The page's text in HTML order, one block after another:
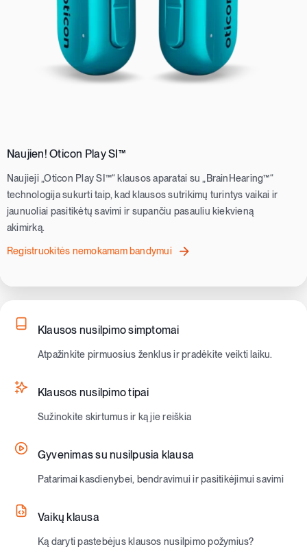
Naujien! Oticon Play SI™
Naujieji „Oticon Play SI™“ klausos aparatai su „BrainHearing™“
technologija sukurti taip, kad klausos sutrikimų turintys vaikai ir
jaunuoliai pasitikėtų savimi ir supančiu pasauliu kiekvieną
akimirką.
Registruokitės nemokamam bandymui
Klausos nusilpimo simptomai
Atpažinkite pirmuosius ženklus ir pradėkite veikti laiku.
Klausos nusilpimo tipai
Sužinokite skirtumus ir ką jie reiškia
Gyvenimas su nusilpusia klausa
Patarimai kasdienybei, bendravimui ir pasitikėjimui savimi
Vaikų klausa
Ką daryti pastebėjus klausos nusilpimo požymius?